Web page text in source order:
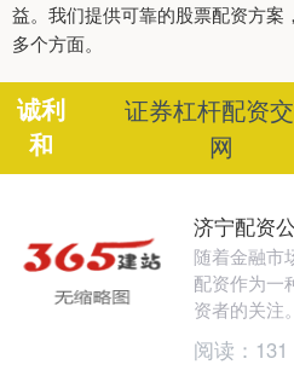
益。我们提供可靠的股票配资方
多个方面。
诚利
和
证券杠杆配资
网
济宁配资
随着金融市
配资作为一
资者的关注
过配资提升
配资公司众
阅读： 131